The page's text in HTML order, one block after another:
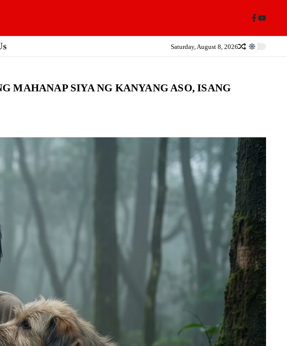
Saturday, August 8, 2026
MAHANAP SIYA NG KANYANG ASO, ISANG